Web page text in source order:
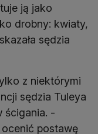
ją jako
drobny: kwiaty,
sędzia
z niektórymi
sędzia Tuleya
ścigania. -
postawę